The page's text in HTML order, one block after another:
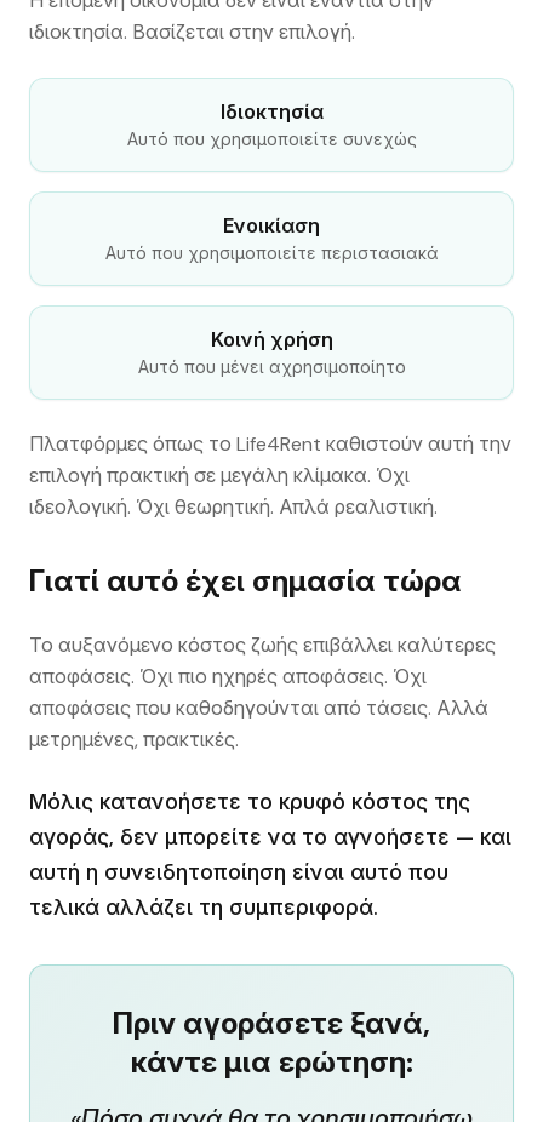
ιδιοκτησία. Βασίζεται στην επιλογή.
Ιδιοκτησία
Αυτό που χρησιμοποιείτε συνεχώς
Ενοικίαση
Αυτό που χρησιμοποιείτε περιστασιακά
Κοινή χρήση
Αυτό που μένει αχρησιμοποίητο
Πλατφόρμες όπως το Life4Rent καθιστούν αυτή την
επιλογή πρακτική σε μεγάλη κλίμακα. Όχι
ιδεολογική. Όχι θεωρητική. Απλά ρεαλιστική.
Γιατί αυτό έχει σημασία τώρα
Το αυξανόμενο κόστος ζωής επιβάλλει καλύτερες
αποφάσεις. Όχι πιο ηχηρές αποφάσεις. Όχι
αποφάσεις που καθοδηγούνται από τάσεις. Αλλά
μετρημένες, πρακτικές.
Μόλις κατανοήσετε το κρυφό κόστος της
αγοράς, δεν μπορείτε να το αγνοήσετε — και
αυτή η συνειδητοποίηση είναι αυτό που
τελικά αλλάζει τη συμπεριφορά.
Πριν αγοράσετε ξανά,
κάντε μια ερώτηση: